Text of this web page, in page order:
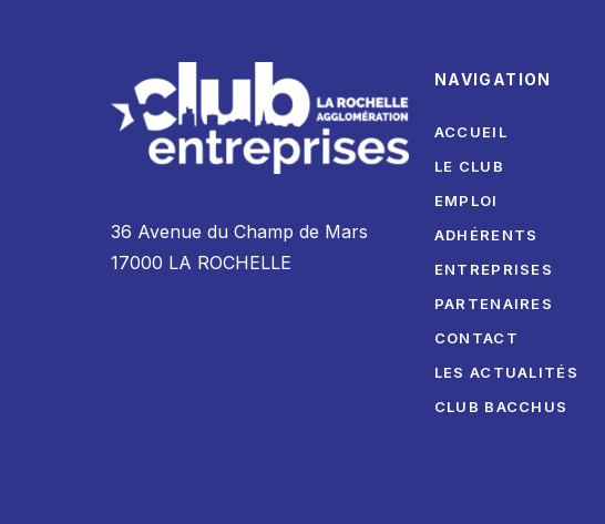
36 Avenue du Champ de Mars
17000 LA ROCHELLE
NAVIGATION
ACCUEIL
LE CLUB
EMPLOI
ADHÉRENTS
ENTREPRISES
PARTENAIRES
CONTACT
LES ACTUALITÉS
CLUB BACCHUS